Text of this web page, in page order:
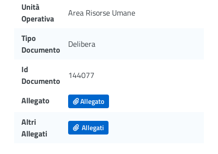
Unità
Operativa
Area Risorse Umane
Tipo
Documento
Delibera
Id
Documento
144077
Allegato Allegato
Altri
Allegati
Allegati